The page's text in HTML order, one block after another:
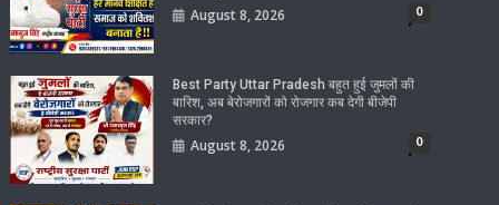
August 8, 2026 0
Best Party Uttar Pradesh बहुत हुई जुमलों की
बारिश, अब बेरोजगारों को रोजगार कब देगी बीजेपी
सरकार?
August 8, 2026 0